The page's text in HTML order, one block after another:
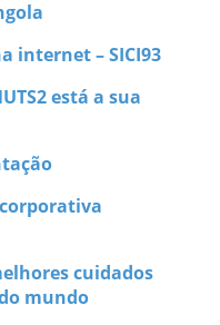
internet – SICI93
está a sua
cuidados
mundo